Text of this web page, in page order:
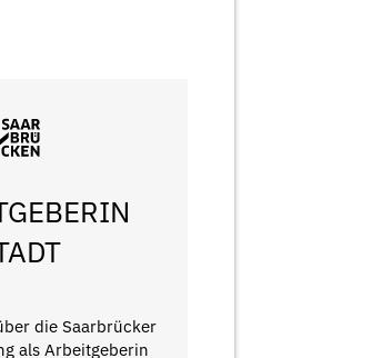
die Saarbrücker
als Arbeitgeberin